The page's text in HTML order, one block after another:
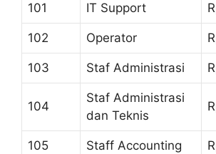
101 IT Support
102 Operator
103 Staf Administrasi
104
Staf Administrasi
dan Teknis
105 Staff Accounting